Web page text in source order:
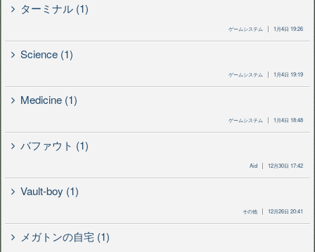
ターミナル (1)
ゲームシステム 1月4日 19:26
Science (1)
ゲームシステム 1月4日 19:19
Medicine (1)
ゲームシステム 1月4日 18:48
バファウト (1)
Aid 12月30日 17:42
Vault-boy (1)
その他 12月26日 20:41
メガトンの自宅 (1)